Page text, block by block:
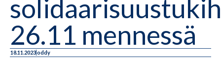
26.11 mennessä
18.11.2023oddy